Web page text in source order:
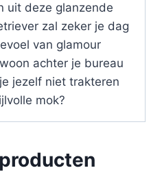
uit deze glanzende
zal zeker je dag
van glamour
achter je bureau
jezelf niet trakteren
mok?